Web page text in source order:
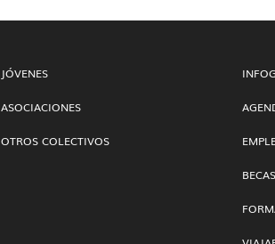
JÓVENES
ASOCIACIONES
OTROS COLECTIVOS